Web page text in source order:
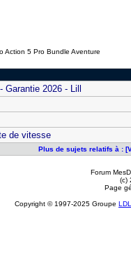
Action 5 Pro Bundle Aventure
2026 - Lill
de vitesse
Plus de sujets relatifs à :
Forum
(c)
Page
Copyright © 1997-2025 Groupe